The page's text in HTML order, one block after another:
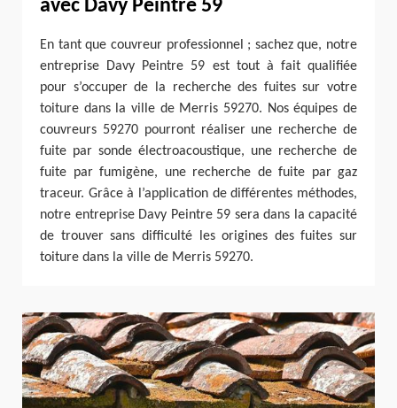
avec Davy Peintre 59
En tant que couvreur professionnel ; sachez que, notre
entreprise Davy Peintre 59 est tout à fait qualifiée
pour s’occuper de la recherche des fuites sur votre
toiture dans la ville de Merris 59270. Nos équipes de
couvreurs 59270 pourront réaliser une recherche de
fuite par sonde électroacoustique, une recherche de
fuite par fumigène, une recherche de fuite par gaz
traceur. Grâce à l’application de différentes méthodes,
notre entreprise Davy Peintre 59 sera dans la capacité
de trouver sans difficulté les origines des fuites sur
toiture dans la ville de Merris 59270.